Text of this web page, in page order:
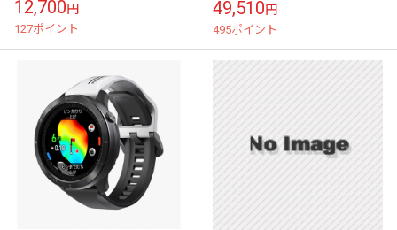
12,700円
127ポイント
発売モデル
49,510円
495ポイント